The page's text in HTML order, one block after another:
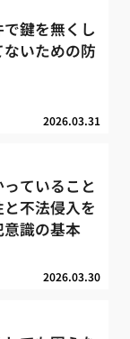
鍵を無くし
いための防
2026.03.31
ていること
不法侵入を
識の基本
2026.03.30